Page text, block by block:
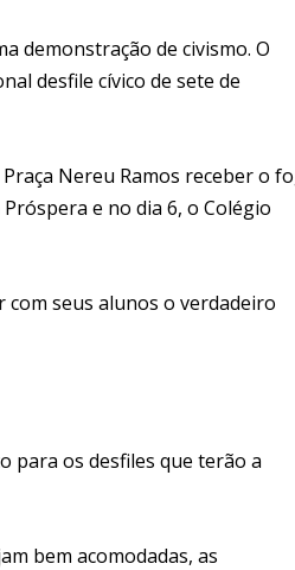
demonstração de civismo. O
desfile cívico de sete de
Praça Nereu Ramos receber o
e no dia 6, o Colégio
com seus alunos o verdadeiro
para os desfiles que terão a
bem acomodadas, as